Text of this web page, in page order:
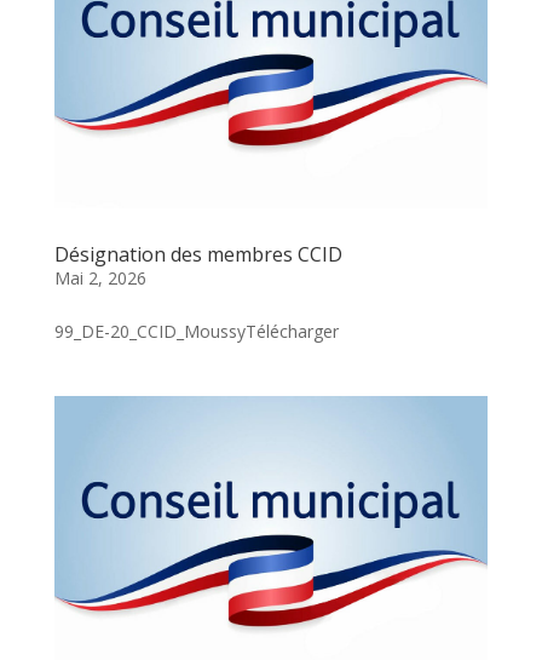
Désignation des membres CCID
Mai 2, 2026
99_DE-20_CCID_MoussyTélécharger